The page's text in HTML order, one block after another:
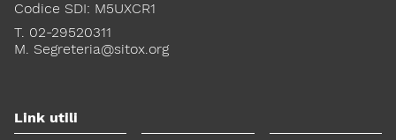
Codice SDI: M5UXCR1
T. 02-29520311
M. Segreteria@sitox.org
Link utili